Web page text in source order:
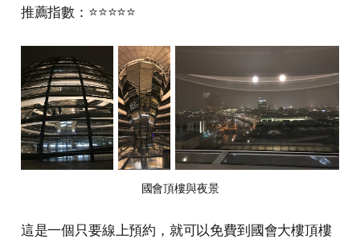
推薦指數：⭐⭐⭐⭐⭐
國會頂樓與夜景
這是一個只要線上預約，就可以免費到國會大樓頂樓